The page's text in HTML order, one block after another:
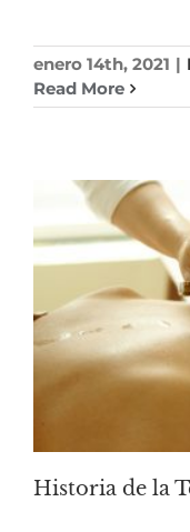
enero 14th, 2021 |
Read More
Historia de la